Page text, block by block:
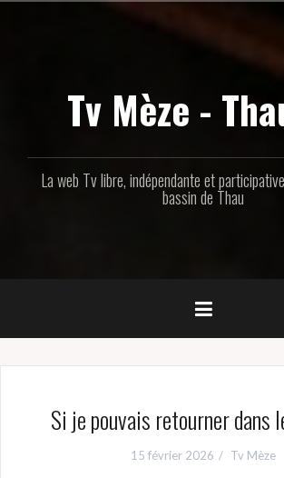
Tv Mèze -
La web Tv libre, indépendante et
bassin de Thau
Si je pouvais retourner dans
15 février 2026 Tv Mèze